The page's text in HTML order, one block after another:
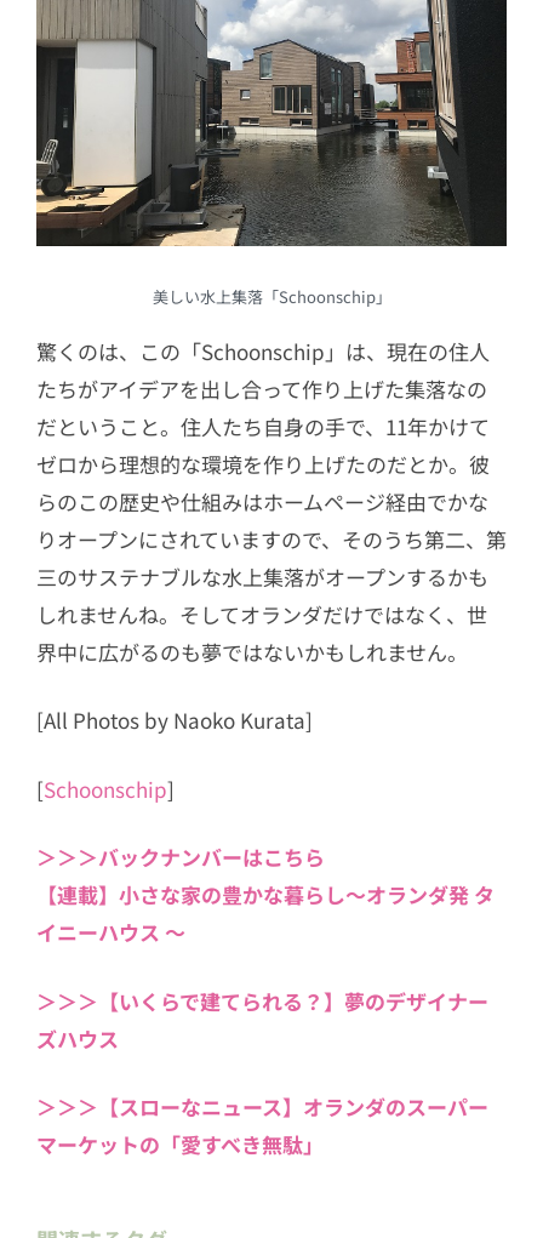
美しい水上集落「Schoonschip」
驚くのは、この「Schoonschip」は、現在の住人
たちがアイデアを出し合って作り上げた集落なの
だということ。住人たち自身の手で、11年かけて
ゼロから理想的な環境を作り上げたのだとか。彼
らのこの歴史や仕組みはホームページ経由でかな
りオープンにされていますので、そのうち第二、第
三のサステナブルな水上集落がオープンするかも
しれませんね。そしてオランダだけではなく、世
界中に広がるのも夢ではないかもしれません。
[All Photos by Naoko Kurata]
[Schoonschip]
＞＞＞バックナンバーはこちら
【連載】小さな家の豊かな暮らし〜オランダ発 タ
イニーハウス 〜
＞＞＞【いくらで建てられる？】夢のデザイナー
ズハウス
＞＞＞【スローなニュース】オランダのスーパー
マーケットの「愛すべき無駄」